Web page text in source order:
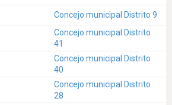
Concejo municipal Distrito 9
Concejo municipal Distrito
41
Concejo municipal Distrito
40
Concejo municipal Distrito
28